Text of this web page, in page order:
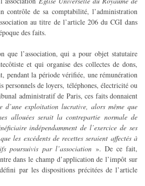
contrôle de sa comptabilité, l’administration
au titre de l’article 206 du CGI dans
des faits.
que l’association, qui a pour objet statutaire
et qui organise des collectes de dons,
pendant la période vérifiée, une rémunération
personnels de loyers, téléphones, électricité ou
administratif de Paris, ces faits donnaient
d’une exploitation lucrative, alors même que
allouées serait la contrepartie normale de
indépendamment de l’exercice de ses
les excédents de recettes seraient affectés à
poursuivis par l’association». De ce fait,
dans le champ d’application de l’impôt sur
par les dispositions précitées de l’article